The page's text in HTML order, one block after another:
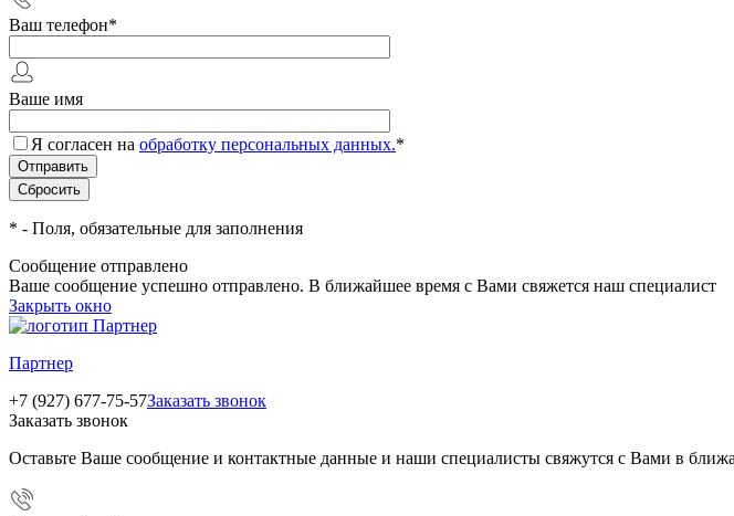
Ваш телефон*
Ваше имя
Я согласен на обработку персональных данных.*
* - Поля, обязательные для заполнения
Сообщение отправлено
Ваше сообщение успешно отправлено. В ближайшее время с Вами свяжется наш специалист
Закрыть окно
Партнер
+7 (927) 677-75-57Заказать звонок
Заказать звонок
Оставьте Ваше сообщение и контактные данные и наши специалисты свяжутся с Вами в